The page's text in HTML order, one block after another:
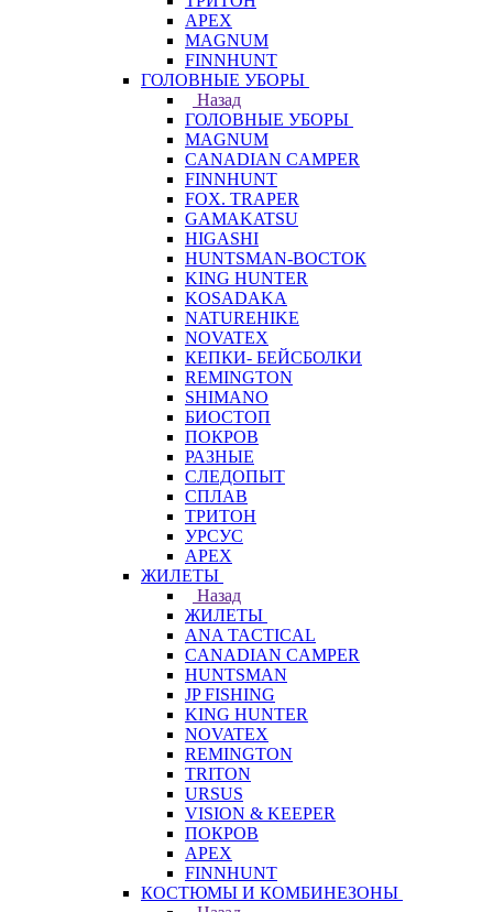
APEX
MAGNUM
FINNHUNT
ГОЛОВНЫЕ УБОРЫ
Назад
ГОЛОВНЫЕ УБОРЫ
MAGNUM
CANADIAN CAMPER
FINNHUNT
FOX. TRAPER
GAMAKATSU
HIGASHI
HUNTSMAN-ВОСТОК
KING HUNTER
KOSADAKA
NATUREHIKE
NOVATEX
КЕПКИ- БЕЙСБОЛКИ
REMINGTON
SHIMANO
БИОСТОП
ПОКРОВ
РАЗНЫЕ
СЛЕДОПЫТ
СПЛАВ
ТРИТОН
УРСУС
APEX
ЖИЛЕТЫ
Назад
ЖИЛЕТЫ
ANA TACTICAL
CANADIAN CAMPER
HUNTSMAN
JP FISHING
KING HUNTER
NOVATEX
REMINGTON
TRITON
URSUS
VISION & KEEPER
ПОКРОВ
APEX
FINNHUNT
КОСТЮМЫ И КОМБИНЕЗОНЫ